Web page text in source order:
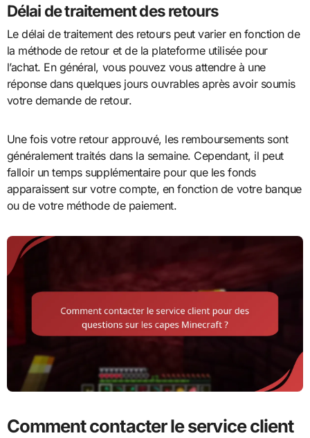
Délai de traitement des retours
Le délai de traitement des retours peut varier en fonction de
la méthode de retour et de la plateforme utilisée pour
l’achat. En général, vous pouvez vous attendre à une
réponse dans quelques jours ouvrables après avoir soumis
votre demande de retour.
Une fois votre retour approuvé, les remboursements sont
généralement traités dans la semaine. Cependant, il peut
falloir un temps supplémentaire pour que les fonds
apparaissent sur votre compte, en fonction de votre banque
ou de votre méthode de paiement.
Comment contacter le service client